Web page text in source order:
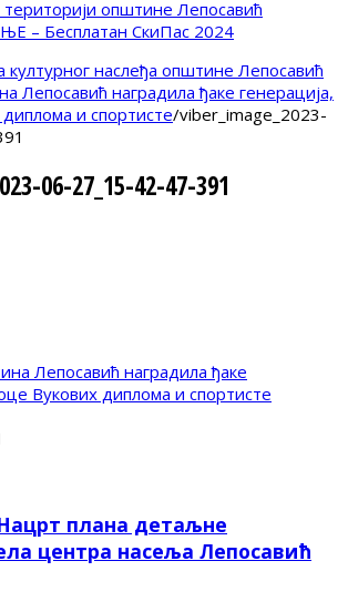
територији општине Лепосавић
– Бесплатан СкиПас 2024
Лепосавић наградила ђаке генерација,
и спортисте/viber_image_2023-
06-27_15-42-47-391
Лепосавић наградила ђаке
Вукових диплома и спортисте
плана детаљне
центра насеља Лепосавић